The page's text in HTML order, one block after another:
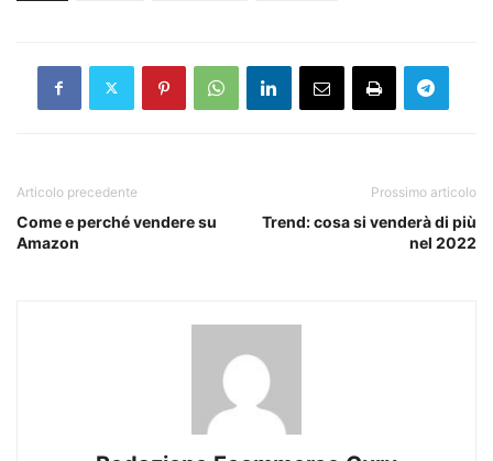
Articolo precedente
Come e perché vendere su
Amazon
Prossimo articolo
Trend: cosa si venderà di più
nel 2022